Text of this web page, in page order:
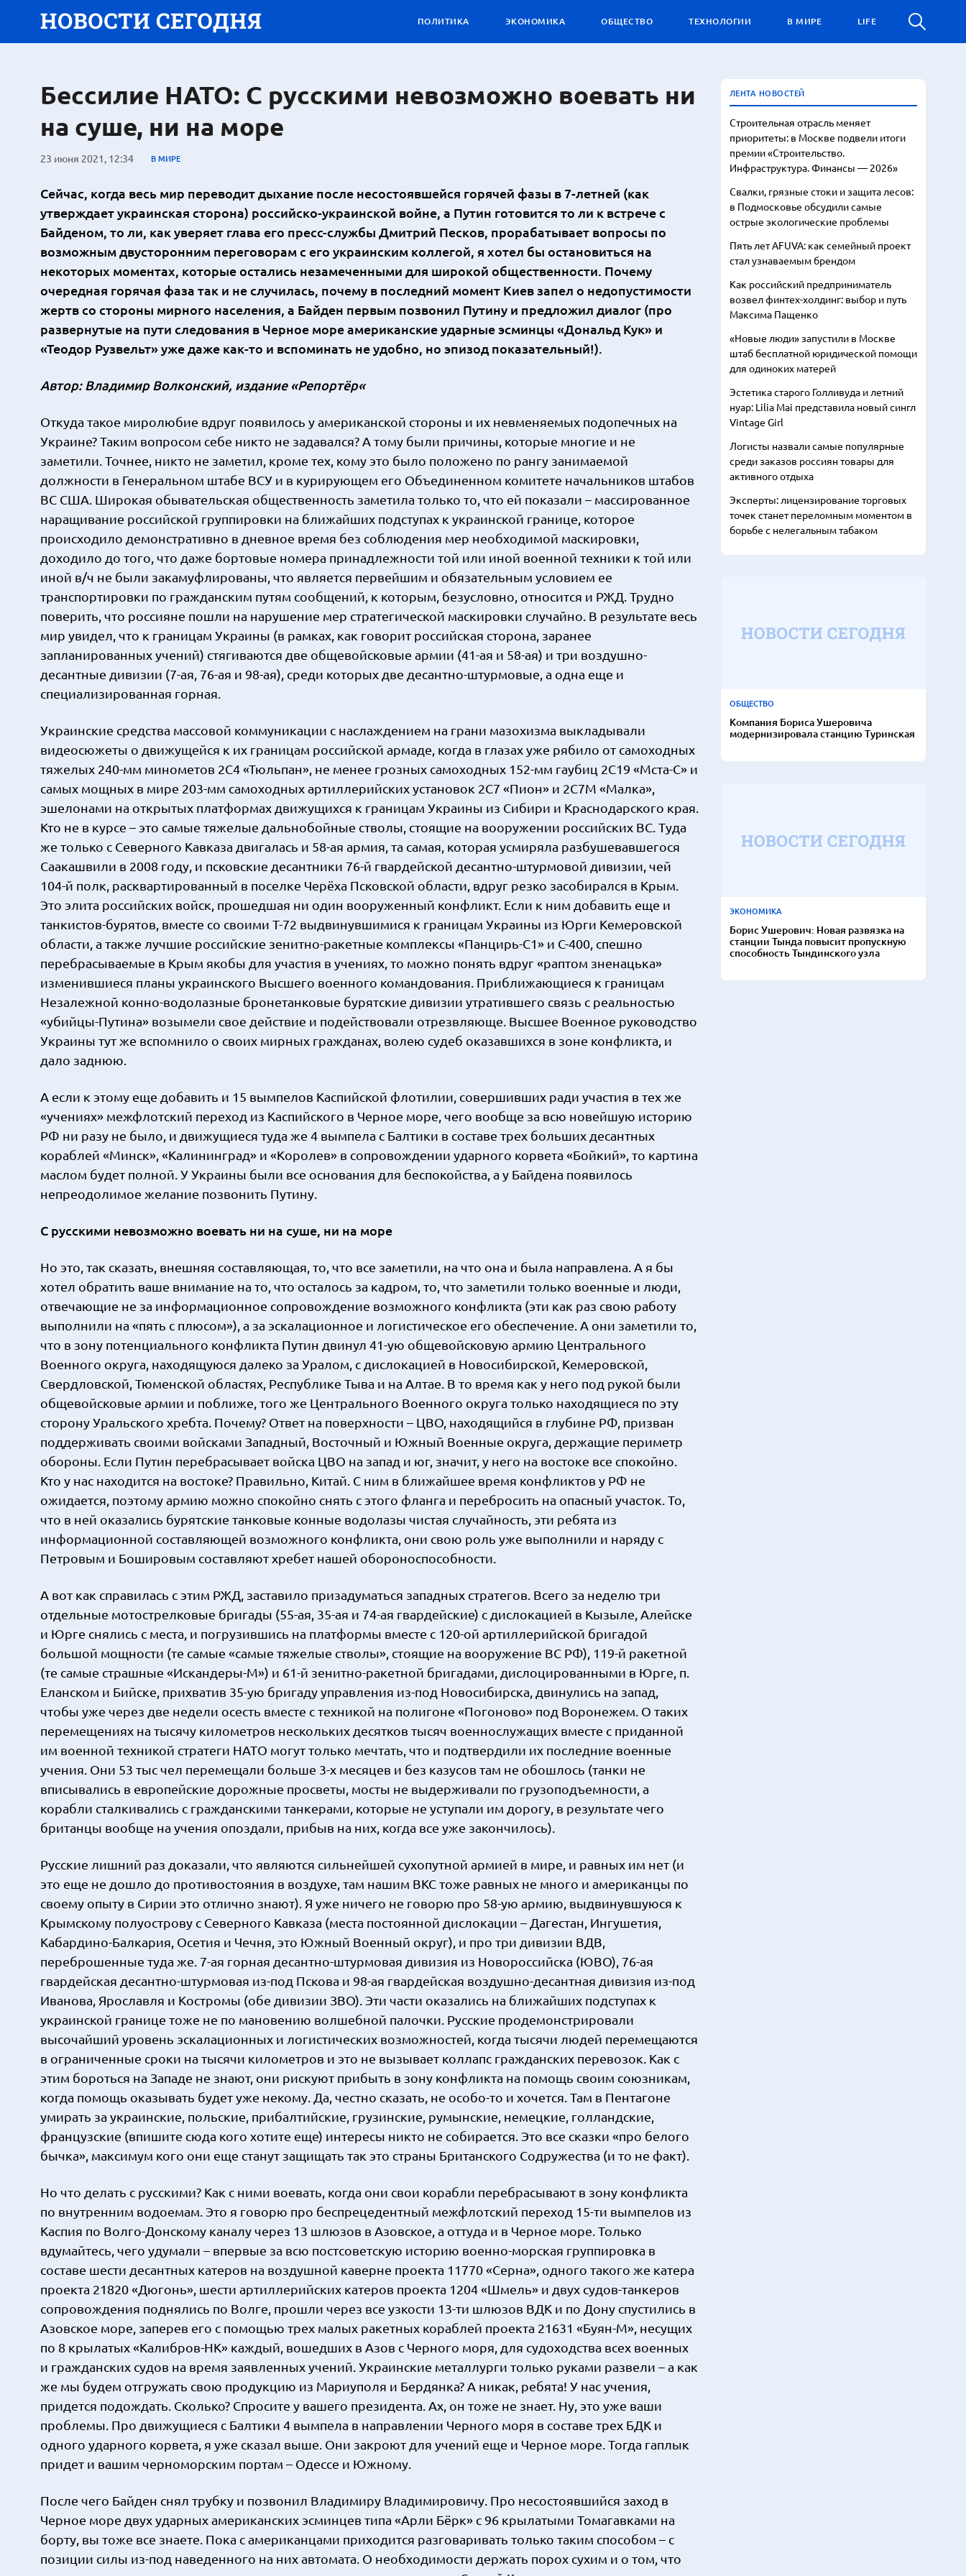
ПОЛИТИКА ЭКОНОМИКА ОБЩЕСТВО ТЕХНОЛОГИИ В МИРЕ LIFE
Бессилие НАТО: С русскими невозможно воевать ни
на суше, ни на море
23 июня 2021, 12:34 В МИРЕ
Сейчас, когда весь мир переводит дыхание после несостоявшейся горячей фазы в 7-летней (как
утверждает украинская сторона) российско-украинской войне, а Путин готовится то ли к встрече с
Байденом, то ли, как уверяет глава его пресс-службы Дмитрий Песков, прорабатывает вопросы по
возможным двусторонним переговорам с его украинским коллегой, я хотел бы остановиться на
некоторых моментах, которые остались незамеченными для широкой общественности. Почему
очередная горячая фаза так и не случилась, почему в последний момент Киев запел о недопустимости
жертв со стороны мирного населения, а Байден первым позвонил Путину и предложил диалог (про
развернутые на пути следования в Черное море американские ударные эсминцы «Дональд Кук» и
«Теодор Рузвельт» уже даже как-то и вспоминать не удобно, но эпизод показательный!).
Автор: Владимир Волконский, издание «Репортёр«
Откуда такое миролюбие вдруг появилось у американской стороны и их невменяемых подопечных на
Украине? Таким вопросом себе никто не задавался? А тому были причины, которые многие и не
заметили. Точнее, никто не заметил, кроме тех, кому это было положено по рангу занимаемой
должности в Генеральном штабе ВСУ и в курирующем его Объединенном комитете начальников штабов
ВС США. Широкая обывательская общественность заметила только то, что ей показали – массированное
наращивание российской группировки на ближайших подступах к украинской границе, которое
происходило демонстративно в дневное время без соблюдения мер необходимой маскировки,
доходило до того, что даже бортовые номера принадлежности той или иной военной техники к той или
иной в/ч не были закамуфлированы, что является первейшим и обязательным условием ее
транспортировки по гражданским путям сообщений, к которым, безусловно, относится и РЖД. Трудно
поверить, что россияне пошли на нарушение мер стратегической маскировки случайно. В результате весь
мир увидел, что к границам Украины (в рамках, как говорит российская сторона, заранее
запланированных учений) стягиваются две общевойсковые армии (41-ая и 58-ая) и три воздушно-
десантные дивизии (7-ая, 76-ая и 98-ая), среди которых две десантно-штурмовые, а одна еще и
специализированная горная.
Украинские средства массовой коммуникации с наслаждением на грани мазохизма выкладывали
видеосюжеты о движущейся к их границам российской армаде, когда в глазах уже рябило от самоходных
тяжелых 240-мм минометов 2С4 «Тюльпан», не менее грозных самоходных 152-мм гаубиц 2С19 «Мста-С» и
самых мощных в мире 203-мм самоходных артиллерийских установок 2С7 «Пион» и 2С7М «Малка»,
эшелонами на открытых платформах движущихся к границам Украины из Сибири и Краснодарского края.
Кто не в курсе – это самые тяжелые дальнобойные стволы, стоящие на вооружении российских ВС. Туда
же только с Северного Кавказа двигалась и 58-ая армия, та самая, которая усмиряла разбушевавшегося
Саакашвили в 2008 году, и псковские десантники 76-й гвардейской десантно-штурмовой дивизии, чей
104-й полк, расквартированный в поселке Черёха Псковской области, вдруг резко засобирался в Крым.
Это элита российских войск, прошедшая ни один вооруженный конфликт. Если к ним добавить еще и
танкистов-бурятов, вместе со своими Т-72 выдвинувшимися к границам Украины из Юрги Кемеровской
области, а также лучшие российские зенитно-ракетные комплексы «Панцирь-С1» и С-400, спешно
перебрасываемые в Крым якобы для участия в учениях, то можно понять вдруг «раптом зненацька»
изменившиеся планы украинского Высшего военного командования. Приближающиеся к границам
Незалежной конно-водолазные бронетанковые бурятские дивизии утратившего связь с реальностью
«убийцы-Путина» возымели свое действие и подействовали отрезвляюще. Высшее Военное руководство
Украины тут же вспомнило о своих мирных гражданах, волею судеб оказавшихся в зоне конфликта, и
дало заднюю.
А если к этому еще добавить и 15 вымпелов Каспийской флотилии, совершивших ради участия в тех же
«учениях» межфлотский переход из Каспийского в Черное море, чего вообще за всю новейшую историю
РФ ни разу не было, и движущиеся туда же 4 вымпела с Балтики в составе трех больших десантных
кораблей «Минск», «Калининград» и «Королев» в сопровождении ударного корвета «Бойкий», то картина
маслом будет полной. У Украины были все основания для беспокойства, а у Байдена появилось
непреодолимое желание позвонить Путину.
С русскими невозможно воевать ни на суше, ни на море
Но это, так сказать, внешняя составляющая, то, что все заметили, на что она и была направлена. А я бы
хотел обратить ваше внимание на то, что осталось за кадром, то, что заметили только военные и люди,
отвечающие не за информационное сопровождение возможного конфликта (эти как раз свою работу
выполнили на «пять с плюсом»), а за эскалационное и логистическое его обеспечение. А они заметили то,
что в зону потенциального конфликта Путин двинул 41-ую общевойсковую армию Центрального
Военного округа, находящуюся далеко за Уралом, с дислокацией в Новосибирской, Кемеровской,
Свердловской, Тюменской областях, Республике Тыва и на Алтае. В то время как у него под рукой были
общевойсковые армии и поближе, того же Центрального Военного округа только находящиеся по эту
сторону Уральского хребта. Почему? Ответ на поверхности – ЦВО, находящийся в глубине РФ, призван
поддерживать своими войсками Западный, Восточный и Южный Военные округа, держащие периметр
обороны. Если Путин перебрасывает войска ЦВО на запад и юг, значит, у него на востоке все спокойно.
Кто у нас находится на востоке? Правильно, Китай. С ним в ближайшее время конфликтов у РФ не
ожидается, поэтому армию можно спокойно снять с этого фланга и перебросить на опасный участок. То,
что в ней оказались бурятские танковые конные водолазы чистая случайность, эти ребята из
информационной составляющей возможного конфликта, они свою роль уже выполнили и наряду с
Петровым и Бошировым составляют хребет нашей обороноспособности.
А вот как справилась с этим РЖД, заставило призадуматься западных стратегов. Всего за неделю три
отдельные мотострелковые бригады (55-ая, 35-ая и 74-ая гвардейские) с дислокацией в Кызыле, Алейске
и Юрге снялись с места, и погрузившись на платформы вместе с 120-ой артиллерийской бригадой
большой мощности (те самые «самые тяжелые стволы», стоящие на вооружение ВС РФ), 119-й ракетной
(те самые страшные «Искандеры-М») и 61-й зенитно-ракетной бригадами, дислоцированными в Юрге, п.
Еланском и Бийске, прихватив 35-ую бригаду управления из-под Новосибирска, двинулись на запад,
чтобы уже через две недели осесть вместе с техникой на полигоне «Погоново» под Воронежем. О таких
перемещениях на тысячу километров нескольких десятков тысяч военнослужащих вместе с приданной
им военной техникой стратеги НАТО могут только мечтать, что и подтвердили их последние военные
учения. Они 53 тыс чел перемещали больше 3-х месяцев и без казусов там не обошлось (танки не
вписывались в европейские дорожные просветы, мосты не выдерживали по грузоподъемности, а
корабли сталкивались с гражданскими танкерами, которые не уступали им дорогу, в результате чего
британцы вообще на учения опоздали, прибыв на них, когда все уже закончилось).
Русские лишний раз доказали, что являются сильнейшей сухопутной армией в мире, и равных им нет (и
это еще не дошло до противостояния в воздухе, там нашим ВКС тоже равных не много и американцы по
своему опыту в Сирии это отлично знают). Я уже ничего не говорю про 58-ую армию, выдвинувшуюся к
Крымскому полуострову с Северного Кавказа (места постоянной дислокации – Дагестан, Ингушетия,
Кабардино-Балкария, Осетия и Чечня, это Южный Военный округ), и про три дивизии ВДВ,
переброшенные туда же. 7-ая горная десантно-штурмовая дивизия из Новороссийска (ЮВО), 76-ая
гвардейская десантно-штурмовая из-под Пскова и 98-ая гвардейская воздушно-десантная дивизия из-под
Иванова, Ярославля и Костромы (обе дивизии ЗВО). Эти части оказались на ближайших подступах к
украинской границе тоже не по мановению волшебной палочки. Русские продемонстрировали
высочайший уровень эскалационных и логистических возможностей, когда тысячи людей перемещаются
в ограниченные сроки на тысячи километров и это не вызывает коллапс гражданских перевозок. Как с
этим бороться на Западе не знают, они рискуют прибыть в зону конфликта на помощь своим союзникам,
когда помощь оказывать будет уже некому. Да, честно сказать, не особо-то и хочется. Там в Пентагоне
умирать за украинские, польские, прибалтийские, грузинские, румынские, немецкие, голландские,
французские (впишите сюда кого хотите еще) интересы никто не собирается. Это все сказки «про белого
бычка», максимум кого они еще станут защищать так это страны Британского Содружества (и то не факт).
Но что делать с русскими? Как с ними воевать, когда они свои корабли перебрасывают в зону конфликта
по внутренним водоемам. Это я говорю про беспрецедентный межфлотский переход 15-ти вымпелов из
Каспия по Волго-Донскому каналу через 13 шлюзов в Азовское, а оттуда и в Черное море. Только
вдумайтесь, чего удумали – впервые за всю постсоветскую историю военно-морская группировка в
составе шести десантных катеров на воздушной каверне проекта 11770 «Серна», одного такого же катера
проекта 21820 «Дюгонь», шести артиллерийских катеров проекта 1204 «Шмель» и двух судов-танкеров
сопровождения поднялись по Волге, прошли через все узкости 13-ти шлюзов ВДК и по Дону спустились в
Азовское море, заперев его с помощью трех малых ракетных кораблей проекта 21631 «Буян-М», несущих
по 8 крылатых «Калибров-НК» каждый, вошедших в Азов с Черного моря, для судоходства всех военных
и гражданских судов на время заявленных учений. Украинские металлурги только руками развели – а как
же мы будем отгружать свою продукцию из Мариуполя и Бердянка? А никак, ребята! У нас учения,
придется подождать. Сколько? Спросите у вашего президента. Ах, он тоже не знает. Ну, это уже ваши
проблемы. Про движущиеся с Балтики 4 вымпела в направлении Черного моря в составе трех БДК и
одного ударного корвета, я уже сказал выше. Они закроют для учений еще и Черное море. Тогда гаплык
придет и вашим черноморским портам – Одессе и Южному.
После чего Байден снял трубку и позвонил Владимиру Владимировичу. Про несостоявшийся заход в
Черное море двух ударных американских эсминцев типа «Арли Бёрк» с 96 крылатыми Томагавками на
борту, вы тоже все знаете. Пока с американцами приходится разговаривать только таким способом – с
позиции силы из-под наведенного на них автомата. О необходимости держать порох сухим и о том, что
ЛЕНТА НОВОСТЕЙ
Строительная отрасль меняет
приоритеты: в Москве подвели итоги
премии «Строительство.
Инфраструктура. Финансы — 2026»
Свалки, грязные стоки и защита лесов:
в Подмосковье обсудили самые
острые экологические проблемы
Пять лет AFUVA: как семейный проект
стал узнаваемым брендом
Как российский предприниматель
возвел финтех-холдинг: выбор и путь
Максима Пащенко
«Новые люди» запустили в Москве
штаб бесплатной юридической помощи
для одиноких матерей
Эстетика старого Голливуда и летний
нуар: Lilia Mai представила новый сингл
Vintage Girl
Логисты назвали самые популярные
среди заказов россиян товары для
активного отдыха
Эксперты: лицензирование торговых
точек станет переломным моментом в
борьбе с нелегальным табаком
ОБЩЕСТВО
Компания Бориса Ушеровича
модернизировала станцию Туринская
ЭКОНОМИКА
Борис Ушерович: Новая развязка на
станции Тында повысит пропускную
способность Тындинского узла